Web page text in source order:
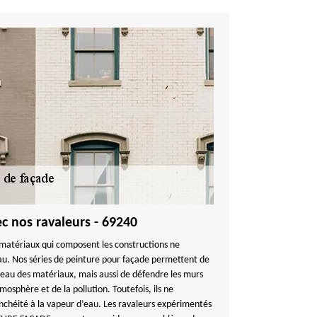
nos ravaleurs - 69240
qui composent les constructions ne
Nos séries de peinture pour façade permettent de
des matériaux, mais aussi de défendre les murs
et de la pollution. Toutefois, ils ne
à la vapeur d’eau. Les ravaleurs expérimentés